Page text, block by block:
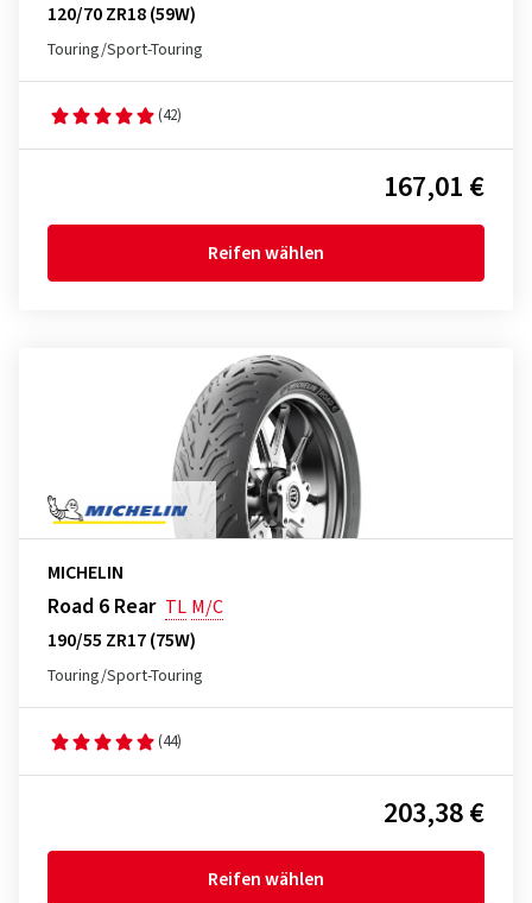
120/70 ZR18 (59W)
Touring/Sport-Touring
(42)
167,01 €
Reifen wählen
MICHELIN
Road 6 Rear TL M/C
190/55 ZR17 (75W)
Touring/Sport-Touring
(44)
203,38 €
Reifen wählen